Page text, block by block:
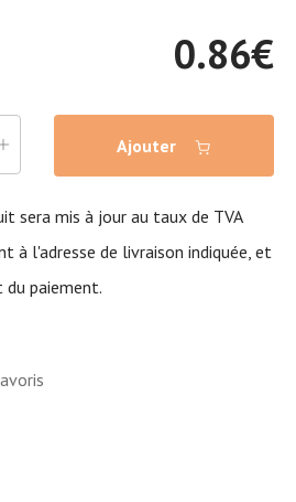
0.86€
Ajouter
sera mis à jour au taux de TVA
à l'adresse de livraison indiquée, et
paiement.